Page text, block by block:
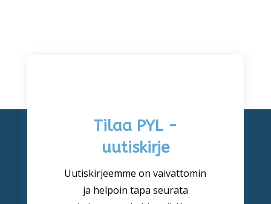
Tilaa PYL -
uutiskirje
Uutiskirjeemme on vaivattomin
ja helpoin tapa seurata